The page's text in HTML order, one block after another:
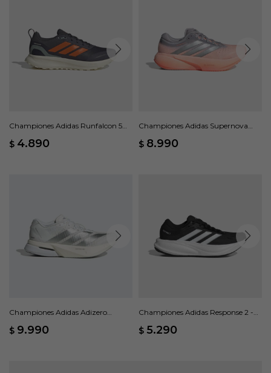
Championes Adidas Runfalcon 5
$ 4.890
Championes Adidas Supernova
$ 8.990
Championes Adidas Adizero
$ 9.990
Championes Adidas Response 2 -
$ 5.290